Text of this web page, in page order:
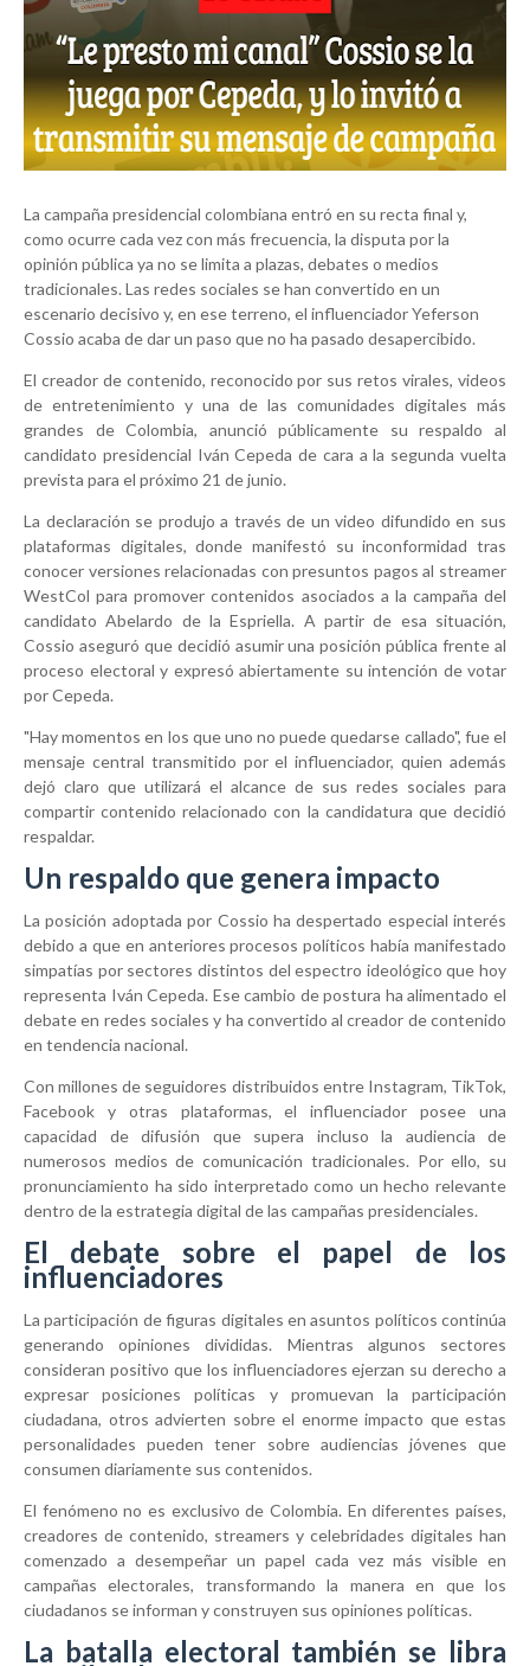
La campaña presidencial colombiana entró en su recta final y,
como ocurre cada vez con más frecuencia, la disputa por la
opinión pública ya no se limita a plazas, debates o medios
tradicionales. Las redes sociales se han convertido en un
escenario decisivo y, en ese terreno, el influenciador Yeferson
Cossio acaba de dar un paso que no ha pasado desapercibido.
El creador de contenido, reconocido por sus retos virales, videos
de entretenimiento y una de las comunidades digitales más
grandes de Colombia, anunció públicamente su respaldo al
candidato presidencial Iván Cepeda de cara a la segunda vuelta
prevista para el próximo 21 de junio.
La declaración se produjo a través de un video difundido en sus
plataformas digitales, donde manifestó su inconformidad tras
conocer versiones relacionadas con presuntos pagos al streamer
WestCol para promover contenidos asociados a la campaña del
candidato Abelardo de la Espriella. A partir de esa situación,
Cossio aseguró que decidió asumir una posición pública frente al
proceso electoral y expresó abiertamente su intención de votar
por Cepeda.
"Hay momentos en los que uno no puede quedarse callado", fue el
mensaje central transmitido por el influenciador, quien además
dejó claro que utilizará el alcance de sus redes sociales para
compartir contenido relacionado con la candidatura que decidió
respaldar.
Un respaldo que genera impacto
La posición adoptada por Cossio ha despertado especial interés
debido a que en anteriores procesos políticos había manifestado
simpatías por sectores distintos del espectro ideológico que hoy
representa Iván Cepeda. Ese cambio de postura ha alimentado el
debate en redes sociales y ha convertido al creador de contenido
en tendencia nacional.
Con millones de seguidores distribuidos entre Instagram, TikTok,
Facebook y otras plataformas, el influenciador posee una
capacidad de difusión que supera incluso la audiencia de
numerosos medios de comunicación tradicionales. Por ello, su
pronunciamiento ha sido interpretado como un hecho relevante
dentro de la estrategia digital de las campañas presidenciales.
El debate sobre el papel de los
influenciadores
La participación de figuras digitales en asuntos políticos continúa
generando opiniones divididas. Mientras algunos sectores
consideran positivo que los influenciadores ejerzan su derecho a
expresar posiciones políticas y promuevan la participación
ciudadana, otros advierten sobre el enorme impacto que estas
personalidades pueden tener sobre audiencias jóvenes que
consumen diariamente sus contenidos.
El fenómeno no es exclusivo de Colombia. En diferentes países,
creadores de contenido, streamers y celebridades digitales han
comenzado a desempeñar un papel cada vez más visible en
campañas electorales, transformando la manera en que los
ciudadanos se informan y construyen sus opiniones políticas.
La batalla electoral también se libra